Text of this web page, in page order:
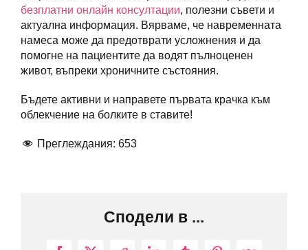
безплатни онлайн консултации, полезни съвети и
актуална информация. Вярваме, че навременната
намеса може да предотврати усложнения и да
помогне на пациентите да водят пълноценен
живот, въпреки хроничните състояния.
Бъдете активни и направете първата крачка към
облекчение на болките в ставите!
Преглеждания: 653
Сподели в ...